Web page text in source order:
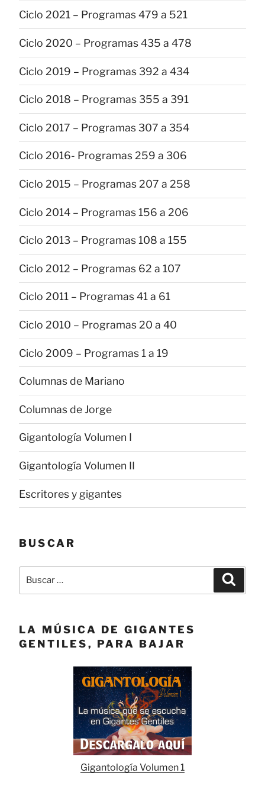
Ciclo 2021 – Programas 479 a 521
Ciclo 2020 – Programas 435 a 478
Ciclo 2019 – Programas 392 a 434
Ciclo 2018 – Programas 355 a 391
Ciclo 2017 – Programas 307 a 354
Ciclo 2016- Programas 259 a 306
Ciclo 2015 – Programas 207 a 258
Ciclo 2014 – Programas 156 a 206
Ciclo 2013 – Programas 108 a 155
Ciclo 2012 – Programas 62 a 107
Ciclo 2011 – Programas 41 a 61
Ciclo 2010 – Programas 20 a 40
Ciclo 2009 – Programas 1 a 19
Columnas de Mariano
Columnas de Jorge
Gigantología Volumen I
Gigantología Volumen II
Escritores y gigantes
BUSCAR
Buscar
LA MÚSICA DE GIGANTES
GENTILES, PARA BAJAR
Gigantología Volumen 1